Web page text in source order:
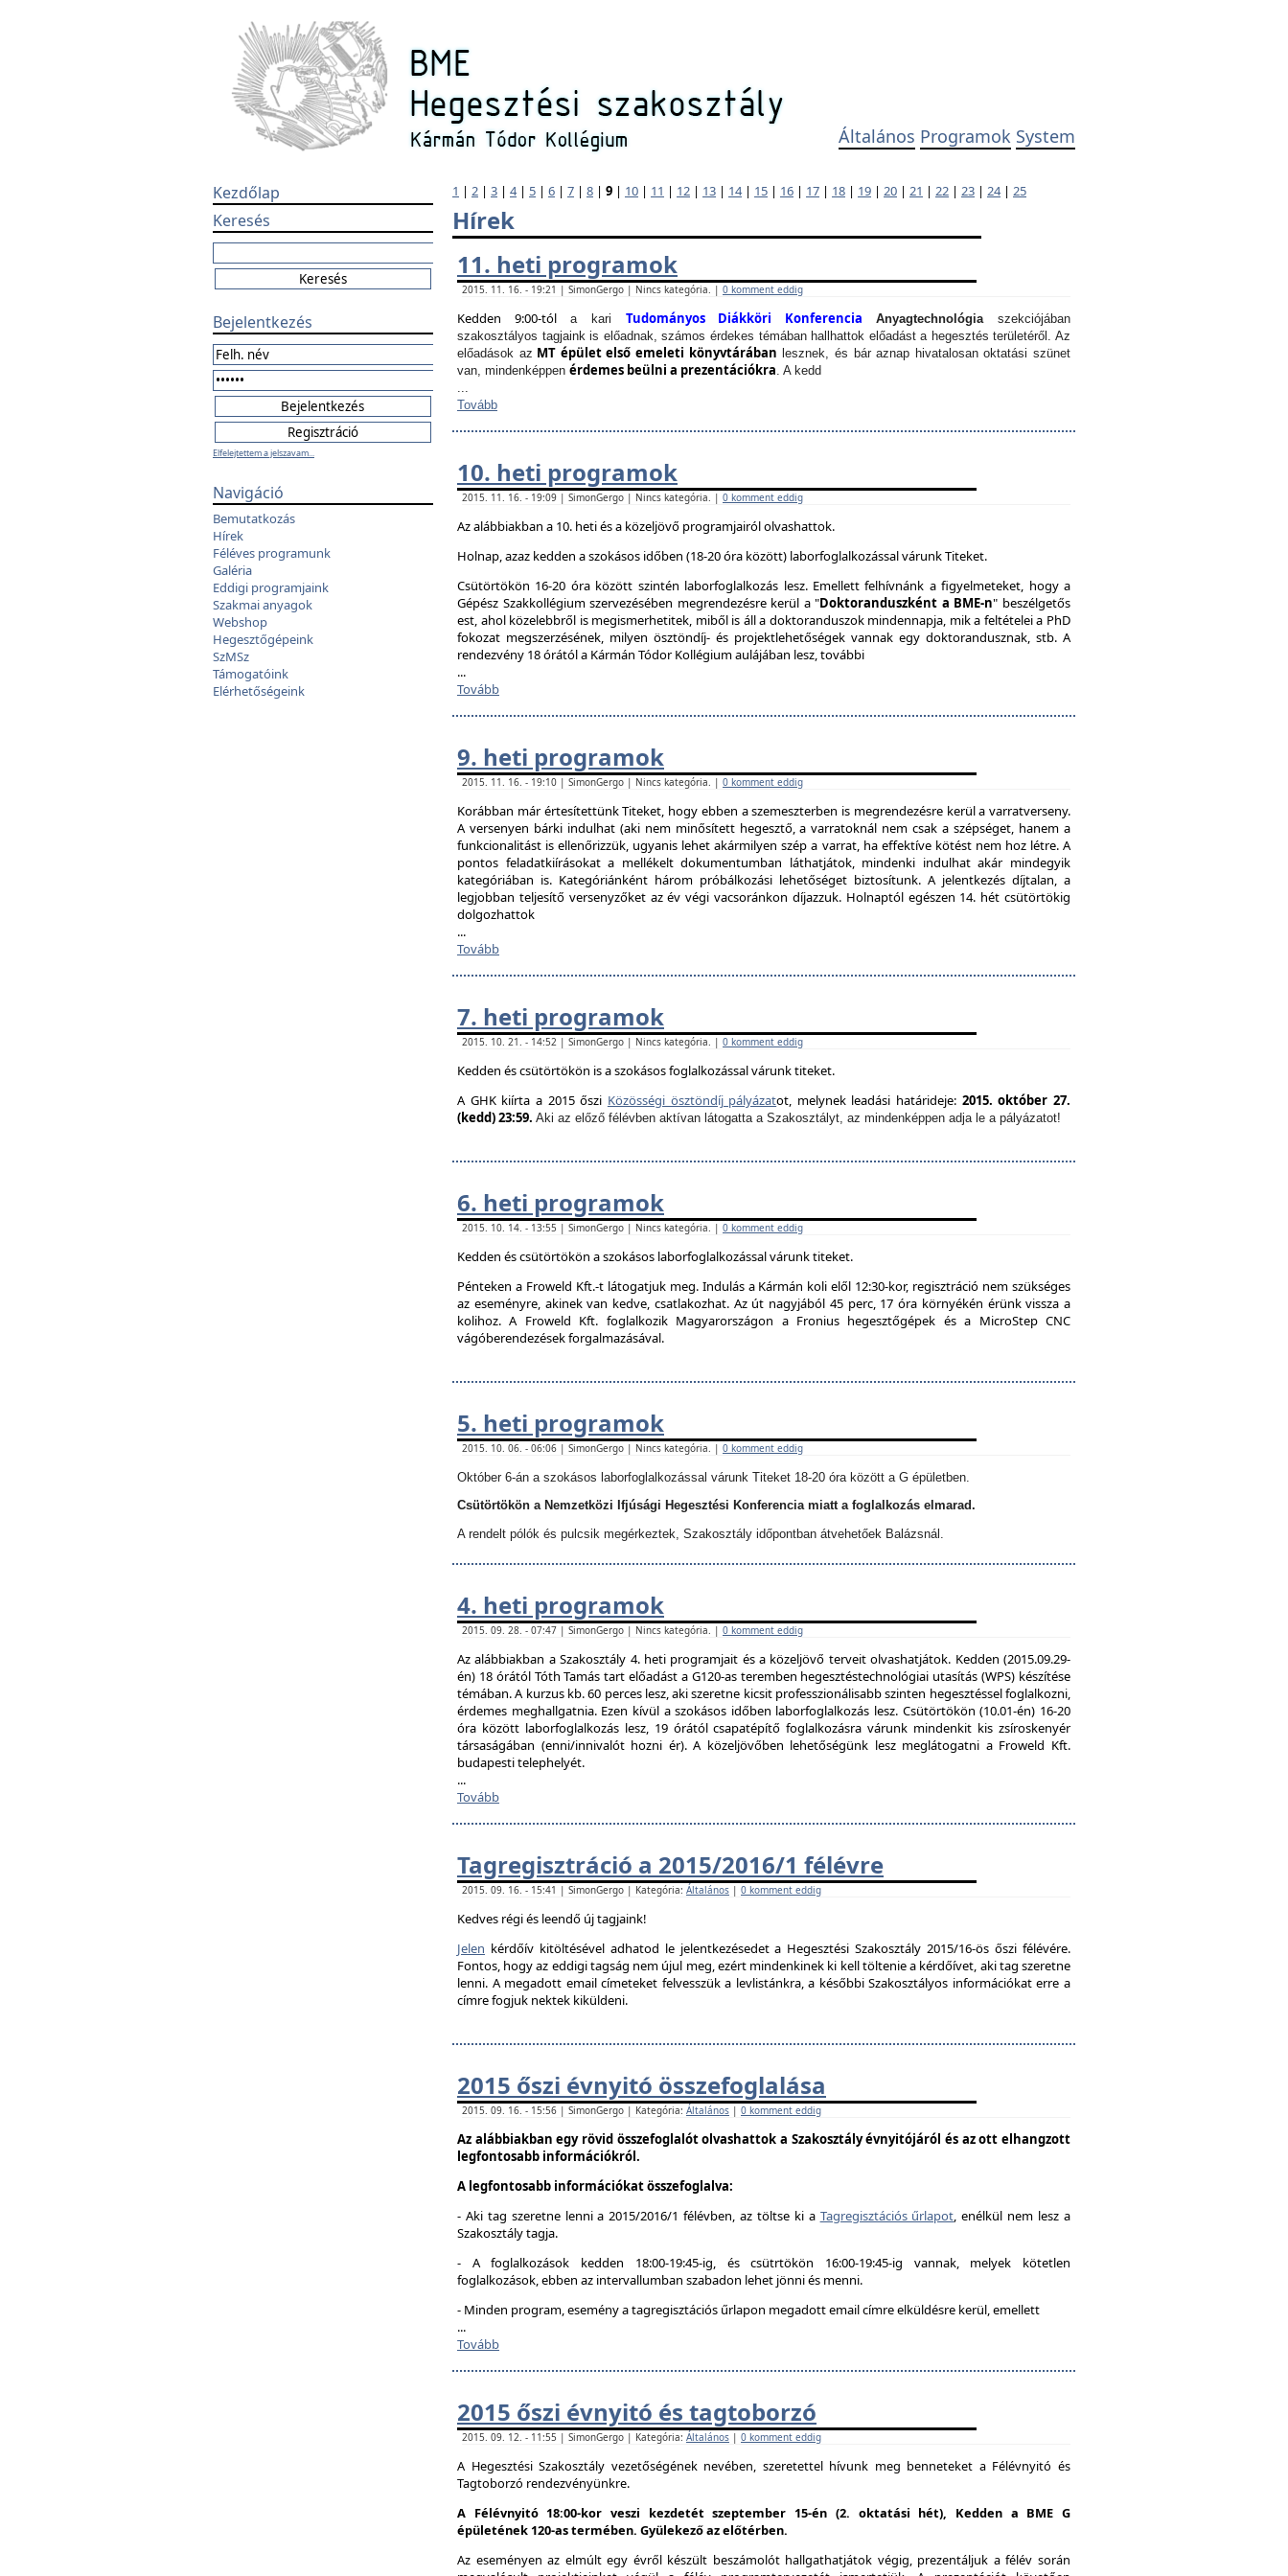
Általános Programok System
Kezdőlap
Keresés
Bejelentkezés
Elfelejtettem a jelszavam...
Navigáció
Bemutatkozás
Hírek
Féléves programunk
Galéria
Eddigi programjaink
Szakmai anyagok
Webshop
Hegesztőgépeink
SzMSz
Támogatóink
Elérhetőségeink
1 | 2 | 3 | 4| 5 | 6 | 7 | 8 | 9 | 10 | 11 | 12 | 13 | 14| 15 | 16 | 17 | 18 | 19 | 20 | 21 | 22 | 23 | 24| 25
Hírek
11. heti programok
2015. 11. 16. - 19:21 | SimonGergo | Nincs kategória. | 0 komment eddig
Kedden 9:00-tól a kari Tudományos Diákköri Konferencia Anyagtechnológiaszekciójában
szakosztályos tagjaink is előadnak, számos érdekes témában hallhattok előadást a hegesztés területéről. Az
előadások az MT épület első emeleti könyvtárában lesznek, és bár aznap hivatalosan oktatási szünet
van, mindenképpen érdemes beülni a prezentációkra. A kedd
...
Tovább
10. heti programok
2015. 11. 16. - 19:09 | SimonGergo | Nincs kategória. | 0 komment eddig
Az alábbiakban a 10. heti és a közeljövő programjairól olvashattok.
Holnap, azaz kedden a szokásos időben (18-20 óra között) laborfoglalkozással várunk Titeket.
Csütörtökön 16-20 óra között szintén laborfoglalkozás lesz. Emellett felhívnánk a figyelmeteket, hogy a
Gépész Szakkollégium szervezésében megrendezésre kerül a "Doktoranduszként a BME-n" beszélgetős
est, ahol közelebbről is megismerhetitek, miből is áll a doktoranduszok mindennapja, mik a feltételei a PhD
fokozat megszerzésének, milyen ösztöndíj- és projektlehetőségek vannak egy doktorandusznak, stb. A
rendezvény 18 órától a Kármán Tódor Kollégium aulájában lesz, további
...
Tovább
9. heti programok
2015. 11. 16. - 19:10 | SimonGergo | Nincs kategória. | 0 komment eddig
Korábban már értesítettünk Titeket, hogy ebben a szemeszterben is megrendezésre kerül a varratverseny.
A versenyen bárki indulhat (aki nem minősített hegesztő, a varratoknál nem csak a szépséget, hanem a
funkcionalitást is ellenőrizzük, ugyanis lehet akármilyen szép a varrat, ha effektíve kötést nem hoz létre. A
pontos feladatkiírásokat a mellékelt dokumentumban láthatjátok, mindenki indulhat akár mindegyik
kategóriában is. Kategóriánként három próbálkozási lehetőséget biztosítunk. A jelentkezés díjtalan, a
legjobban teljesítő versenyzőket az év végi vacsoránkon díjazzuk. Holnaptól egészen 14. hét csütörtökig
dolgozhattok
...
Tovább
7. heti programok
2015. 10. 21. - 14:52 | SimonGergo | Nincs kategória. | 0 komment eddig
Kedden és csütörtökön is a szokásos foglalkozással várunk titeket.
A GHK kiírta a 2015 őszi Közösségi ösztöndíj pályázatot, melynek leadási határideje: 2015. október 27.
(kedd) 23:59. Aki az előző félévben aktívan látogatta a Szakosztályt, az mindenképpen adja le a pályázatot!
6. heti programok
2015. 10. 14. - 13:55 | SimonGergo | Nincs kategória. | 0 komment eddig
Kedden és csütörtökön a szokásos laborfoglalkozással várunk titeket.
Pénteken a Froweld Kft.-t látogatjuk meg. Indulás a Kármán koli elől 12:30-kor, regisztráció nem szükséges
az eseményre, akinek van kedve, csatlakozhat. Az út nagyjából 45 perc, 17 óra környékén érünk vissza a
kolihoz. A Froweld Kft. foglalkozik Magyarországon a Fronius hegesztőgépek és a MicroStep CNC
vágóberendezések forgalmazásával.
5. heti programok
2015. 10. 06. - 06:06 | SimonGergo | Nincs kategória. | 0 komment eddig
Október 6-án a szokásos laborfoglalkozással várunk Titeket 18-20 óra között a G épületben.
Csütörtökön a Nemzetközi Ifjúsági Hegesztési Konferencia miatt a foglalkozás elmarad.
A rendelt pólók és pulcsik megérkeztek, Szakosztály időpontban átvehetőek Balázsnál.
4. heti programok
2015. 09. 28. - 07:47 | SimonGergo | Nincs kategória. | 0 komment eddig
Az alábbiakban a Szakosztály 4. heti programjait és a közeljövő terveit olvashatjátok. Kedden (2015.09.29-
én) 18 órától Tóth Tamás tart előadást a G120-as teremben hegesztéstechnológiai utasítás (WPS) készítése
témában. A kurzus kb. 60 perces lesz, aki szeretne kicsit professzionálisabb szinten hegesztéssel foglalkozni,
érdemes meghallgatnia. Ezen kívül a szokásos időben laborfoglalkozás lesz. Csütörtökön (10.01-én) 16-20
óra között laborfoglalkozás lesz, 19 órától csapatépítő foglalkozásra várunk mindenkit kis zsíroskenyér
társaságában (enni/innivalót hozni ér). A közeljövőben lehetőségünk lesz meglátogatni a Froweld Kft.
budapesti telephelyét.
...
Tovább
Tagregisztráció a 2015/2016/1 félévre
2015. 09. 16. - 15:41 | SimonGergo | Kategória: Általános | 0 komment eddig
Kedves régi és leendő új tagjaink!
Jelen kérdőív kitöltésével adhatod le jelentkezésedet a Hegesztési Szakosztály 2015/16-ös őszi félévére.
Fontos, hogy az eddigi tagság nem újul meg, ezért mindenkinek ki kell töltenie a kérdőívet, aki tag szeretne
lenni. A megadott email címeteket felvesszük a levlistánkra, a későbbi Szakosztályos információkat erre a
címre fogjuk nektek kiküldeni.
2015 őszi évnyitó összefoglalása
2015. 09. 16. - 15:56 | SimonGergo | Kategória: Általános | 0 komment eddig
Az alábbiakban egy rövid összefoglalót olvashattok a Szakosztály évnyitójáról és az ott elhangzott
legfontosabb információkról.
A legfontosabb információkat összefoglalva:
- Aki tag szeretne lenni a 2015/2016/1 félévben, az töltse ki a Tagregisztációs űrlapot, enélkül nem lesz a
Szakosztály tagja.
- A foglalkozások kedden 18:00-19:45-ig, és csütrtökön 16:00-19:45-ig vannak, melyek kötetlen
foglalkozások, ebben az intervallumban szabadon lehet jönni és menni.
- Minden program, esemény a tagregisztációs űrlapon megadott email címre elküldésre kerül, emellett
...
Tovább
2015 őszi évnyitó és tagtoborzó
2015. 09. 12. - 11:55 | SimonGergo | Kategória: Általános | 0 komment eddig
A Hegesztési Szakosztály vezetőségének nevében, szeretettel hívunk meg benneteket a Félévnyitó és
Tagtoborzó rendezvényünkre.
A Félévnyitó 18:00-kor veszi kezdetét szeptember 15-én (2. oktatási hét), Kedden a BME G
épületének 120-as termében. Gyülekező az előtérben.
Az eseményen az elmúlt egy évről készült beszámolót hallgathatjátok végig, prezentáljuk a félév során